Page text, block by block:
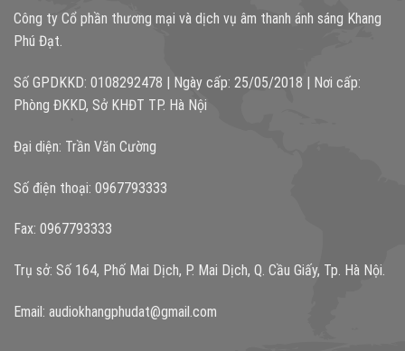
Công ty Cổ phần thương mại và dịch vụ âm thanh ánh sáng Khang
Phú Đạt.
Số GPDKKD: 0108292478 | Ngày cấp: 25/05/2018 | Nơi cấp:
Phòng ĐKKD, Sở KHĐT TP. Hà Nội
Đại diện: Trần Văn Cường
Số điện thoại: 0967793333
Fax: 0967793333
Trụ sở: Số 164, Phố Mai Dịch, P. Mai Dịch, Q. Cầu Giấy, Tp. Hà Nội.
Email: audiokhangphudat@gmail.com